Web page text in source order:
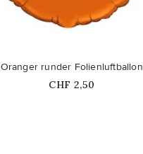
Oranger runder Folienluftballon
Price
CHF 2,50